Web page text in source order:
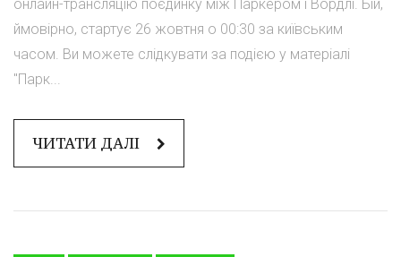
онлайн-трансляцію поєдинку між Паркером і Вордлі. Бій,
ймовірно, стартує 26 жовтня о 00:30 за київським
часом. Ви можете слідкувати за подією у матеріалі
"Парк...
ЧИТАТИ ДАЛІ